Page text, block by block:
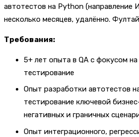
автотестов на Python (направление
несколько месяцев, удалённо.
Требования:
5+ лет опыта в QA с фокусом
тестирование
Опыт разработки автотестов
тестирование ключевой
негативных и граничных
Опыт интеграционного,